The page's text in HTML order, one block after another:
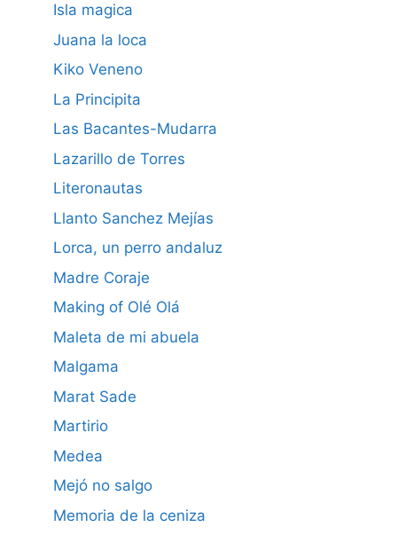
Isla magica
Juana la loca
Kiko Veneno
La Principita
Las Bacantes-Mudarra
Lazarillo de Torres
Literonautas
Llanto Sanchez Mejías
Lorca, un perro andaluz
Madre Coraje
Making of Olé Olá
Maleta de mi abuela
Malgama
Marat Sade
Martirio
Medea
Mejó no salgo
Memoria de la ceniza